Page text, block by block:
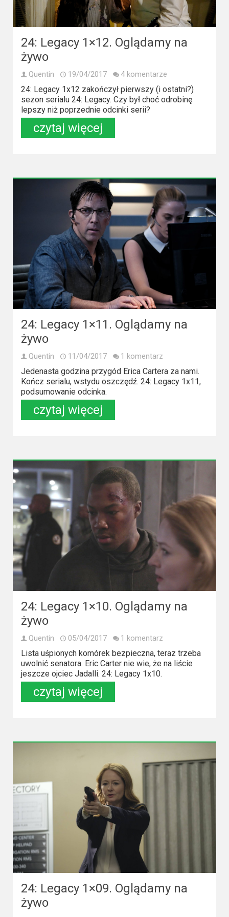
polskie
Komedie
Korea
Południowa
Filmy
oparte
Streaming
Video
Apple
TV
+
Disney+
HBO
Max
Netflix
Sky
Showtime
2023
2022
2021
2020
2019
2018
2016
2017
2015
2014
24: Legacy 1×12. Oglądamy na
żywo
Quentin 19/04/2017 4 komentarze
24: Legacy 1x12 zakończył pierwszy (i ostatni?)
sezon serialu 24: Legacy. Czy był choć odrobinę
lepszy niż poprzednie odcinki serii?
czytaj więcej
24: Legacy 1×11. Oglądamy na
żywo
Quentin 11/04/2017 1 komentarz
Jedenasta godzina przygód Erica Cartera za nami.
Kończ serialu, wstydu oszczędź. 24: Legacy 1x11,
podsumowanie odcinka.
czytaj więcej
24: Legacy 1×10. Oglądamy na
żywo
Quentin 05/04/2017 1 komentarz
Lista uśpionych komórek bezpieczna, teraz trzeba
uwolnić senatora. Eric Carter nie wie, że na liście
jeszcze ojciec Jadalli. 24: Legacy 1x10.
czytaj więcej
24: Legacy 1×09. Oglądamy na
żywo